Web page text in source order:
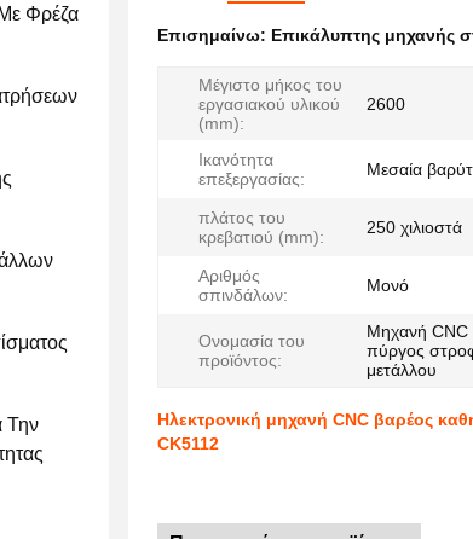
Φρέζα
Την
Επισημαίνω: Επικάλυπτης μηχανής
Μέγιστο μήκος του
εργασιακού υλικού
(mm):
2600
Ικανότητα
επεξεργασίας:
Μεσαία
πλάτος του
κρεβατιού (mm):
250 χιλιοστά
Αριθμός
σπινδάλων:
Μονό
Ονομασία του
προϊόντος:
Μηχανή CNC
πύργος
μετάλλου
Ηλεκτρονική μηχανή CNC βαρέος
CK5112